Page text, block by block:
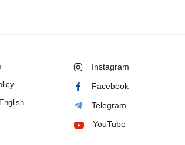
Instagram
Facebook
Telegram
YouTube